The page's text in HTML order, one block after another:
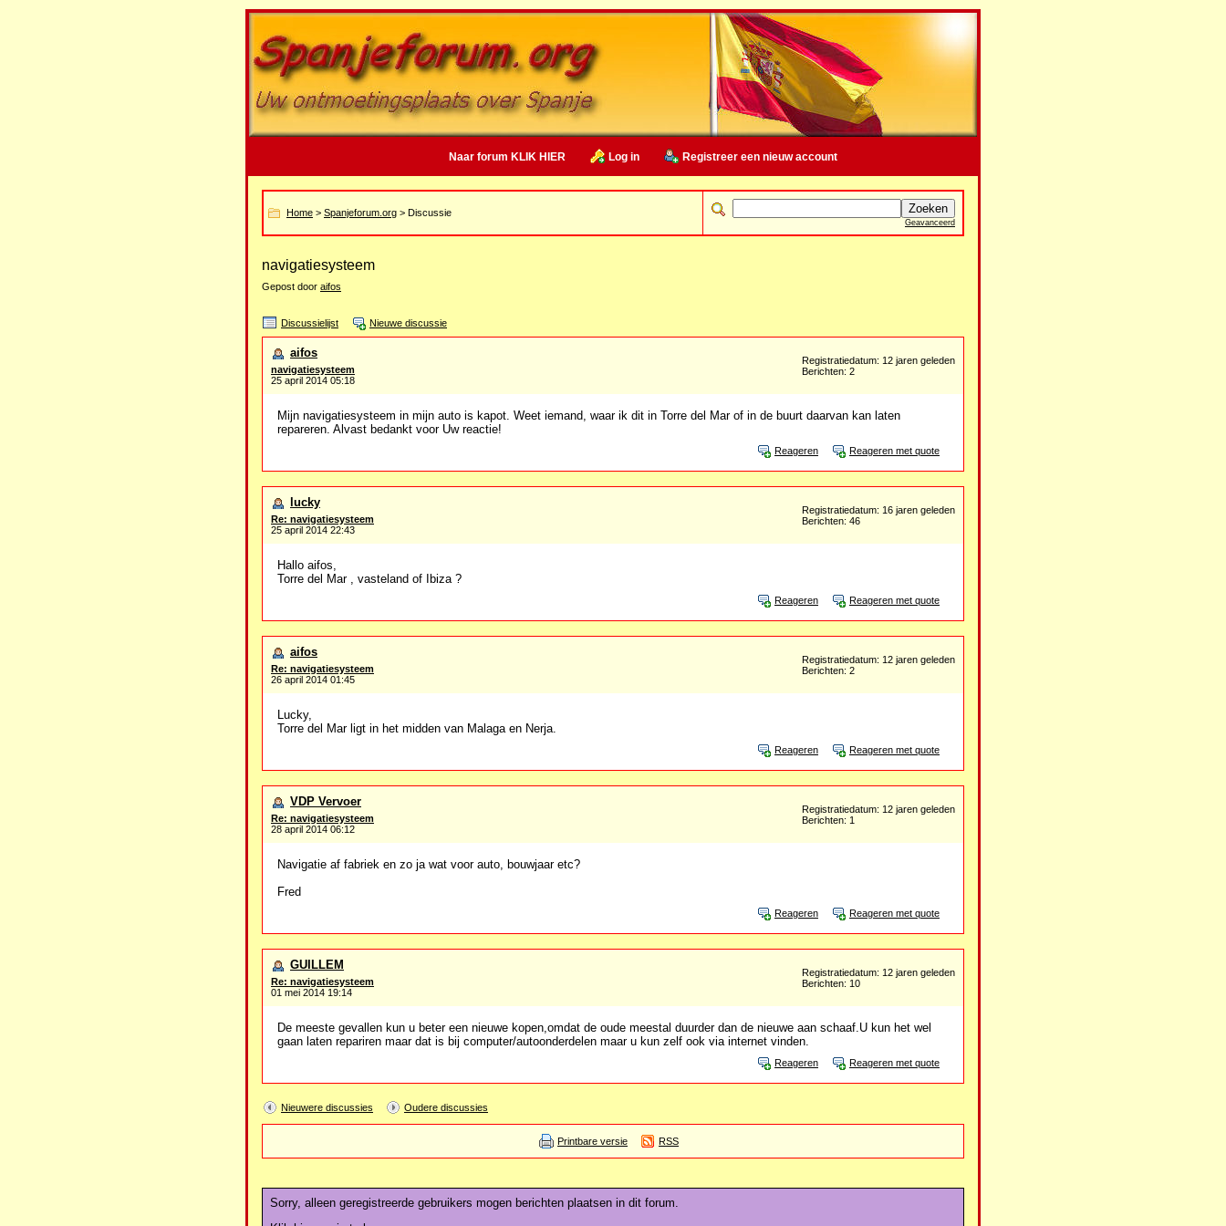
Naar forum KLIK HIER Log in Registreer een nieuw account
Home > Spanjeforum.org > Discussie
Geavanceerd
navigatiesysteem
Gepost door aifos
Discussielijst Nieuwe discussie
aifos
navigatiesysteem
25 april 2014 05:18
Registratiedatum: 12 jaren geleden
Berichten: 2
Mijn navigatiesysteem in mijn auto is kapot. Weet iemand, waar ik dit in Torre del Mar of in de buurt daarvan kan laten
repareren. Alvast bedankt voor Uw reactie!
Reageren Reageren met quote
lucky
Re: navigatiesysteem
25 april 2014 22:43
Registratiedatum: 16 jaren geleden
Berichten: 46
Hallo aifos,
Torre del Mar , vasteland of Ibiza ?
Reageren Reageren met quote
aifos
Re: navigatiesysteem
26 april 2014 01:45
Registratiedatum: 12 jaren geleden
Berichten: 2
Lucky,
Torre del Mar ligt in het midden van Malaga en Nerja.
Reageren Reageren met quote
VDP Vervoer
Re: navigatiesysteem
28 april 2014 06:12
Registratiedatum: 12 jaren geleden
Berichten: 1
Navigatie af fabriek en zo ja wat voor auto, bouwjaar etc?
Fred
Reageren Reageren met quote
GUILLEM
Re: navigatiesysteem
01 mei 2014 19:14
Registratiedatum: 12 jaren geleden
Berichten: 10
De meeste gevallen kun u beter een nieuwe kopen,omdat de oude meestal duurder dan de nieuwe aan schaaf.U kun het wel
gaan laten repariren maar dat is bij computer/autoonderdelen maar u kun zelf ook via internet vinden.
Reageren Reageren met quote
Nieuwere discussies Oudere discussies
Printbare versie RSS
Sorry, alleen geregistreerde gebruikers mogen berichten plaatsen in dit forum.